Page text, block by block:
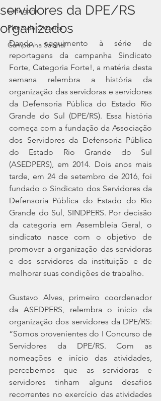
Categoria
Plano de Carreira
Campanha Salarial
servidores da DPE/RS
organizados
Dando seguimento à série de
reportagens da campanha Sindicato
Forte, Categoria Forte!, a matéria desta
semana relembra a história da
organização das servidoras e servidores
da Defensoria Pública do Estado Rio
Grande do Sul (DPE/RS). Essa história
começa com a fundação da Associação
dos Servidores da Defensoria Pública
do Estado Rio Grande do Sul
(ASEDPERS), em 2014. Dois anos mais
tarde, em 24 de setembro de 2016, foi
fundado o Sindicato dos Servidores da
Defensoria Pública do Estado do Rio
Grande do Sul, SINDPERS. Por decisão
da categoria em Assembleia Geral, o
sindicato nasce com o objetivo de
promover a organização das servidoras
e dos servidores da instituição e de
melhorar suas condições de trabalho.
Gustavo Alves, primeiro coordenador
da ASEDPERS, relembra o início da
organização dos servidores da DPE/RS:
“Somos provenientes do I Concurso de
Servidores da DPE/RS. Com as
nomeações e início das atividades,
percebemos que as servidoras e
servidores tinham alguns desafios
recorrentes no exercício das atividades